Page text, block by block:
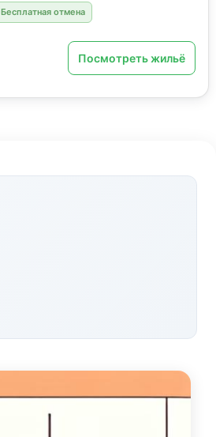
Бесплатная отмена
Посмотреть жильё